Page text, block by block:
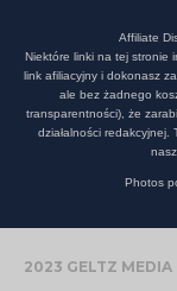
Affiliate
Niektóre linki na tej stronie
link afiliacyjny i dokonasz
ale bez żadnego
transparentności), że
działalności redakcyjnej.
Photos
2023 GELTZ MEDIA